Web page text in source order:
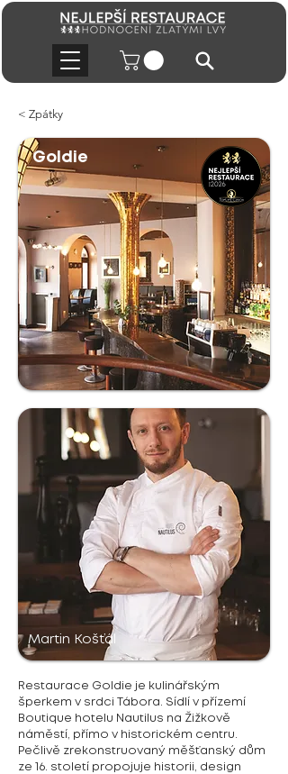
< Zpátky
Goldie
Martin Košťál
Restaurace Goldie je kulinářským
šperkem v srdci Tábora. Sídlí v přízemí
Boutique hotelu Nautilus na Žižkově
náměstí, přímo v historickém centru.
Pečlivě zrekonstruovaný měšťanský dům
ze 16. století propojuje historii, design